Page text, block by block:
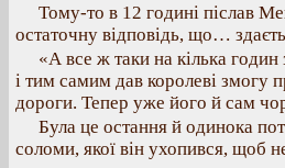
Тому-то в 12 годині післав
остаточну відповідь, що…
«А все ж таки на кілька
і тим самим дав королеві змогу
дороги. Тепер уже його й сам
Була це остання й одинока
соломи, якої він ухопився, щоб